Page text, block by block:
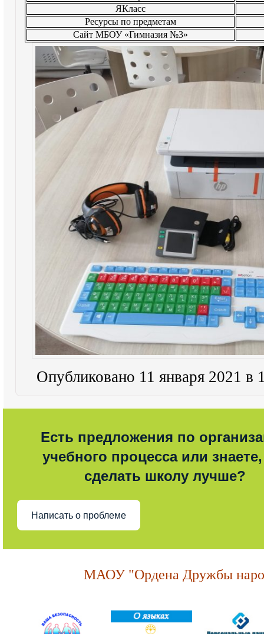
ЯКласс
Ресурсы по предметам
Сайт МБОУ «Гимназия №3»
Опубликовано 11 января 2021 в
Есть предложения по
учебного процесса или знаете,
сделать школу лучше?
Написать о проблеме
МАОУ "Ордена Дружбы